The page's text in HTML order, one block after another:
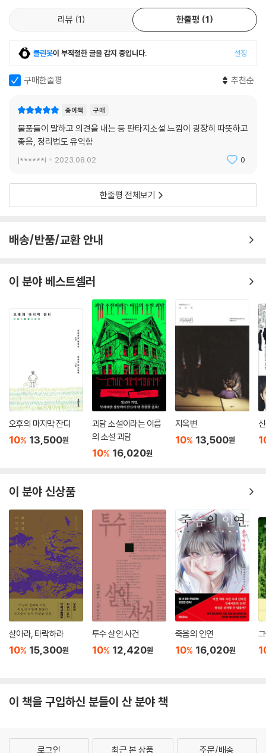
step 1 ‘이상적인 생활’ 떠올리기
step 2 ‘물건별’로 정리하기
step 3 물건을 만지면서 ‘설레는지 아닌지’ 판단하기
step 4 ‘올바른 순서’로 정리하기
나아가 ‘정리란 자신의 마음과 마주하는 일’이라고 설명한다. ‘물건’와 ‘마
음’을 연결 지어 ‘정리’의 가치를 밝히는 그녀의 정리 철학은 고객에게 ‘편
리’뿐만 아니라 ‘힐링’까지 선사한다.
"마주했을 때 집착하는 마음이 드는 물건을 버리면 마음에 집착이 사라지
고, 두려운 마음이 드는 물건을 버리면 마음에 두려움이 사라집니다. 마주
인생을 변화시키는 ‘정리’의 진정한 가치를 깨우치고 실천해나간다. 더는
설레지 않는 물건을 과감히 버림으로써 집착과 두려움이라는 과거를 걷어
버리고 행복과 감사함으로 현재를 채운다. 과거를 잘 떠나보내고, 현재를
행복하게 살며, 미래를 기쁘게 맞이하는 일이 바로 정리라는 걸, 인생이 술
술 풀리는 마법은 바로 ‘정리’에서부터 시작된다는 걸 깨닫는다.
일본 서점 직원들이 쏟아낸 찬사
· ‘정리’는 인생을 바꿀 ‘기회’다! (세이분칸 서점 직원)
· 아직도 정리하지 못한 당신을 위해 실용서보다 더 쉽고, 재미있고, 설득
· 문학, 실용, 베스트셀러 코너 모두에서 인기 폭발! (준쿠도 서점 직원)
· 읽고 나면 상쾌한 공기가 몸과 마음 구석구석 퍼지는 클린업 소설! (기이
리뷰 1 한줄평 1
클린봇이 부적절한 글을 감지 중입니다. 설정
구매한줄평 추천순
종이책 구매
물품들이 말하고 의견을 내는 등 판타지소설 느낌이 굉장히 따뜻하고
좋음, 정리법도 유익함
j******i 2023.08.02. 0
한줄평 전체보기
배송/반품/교환 안내
이 분야 베스트셀러
오후의 마지막 잔디
10% 13,500원
괴담 소설이라는 이름
의 소설 괴담
10% 16,020원
지옥변
10% 13,500원
이 분야 신상품
살아라, 타락하라
10% 15,300원
투수 살인 사건
10% 12,420원
죽음의 인연
10% 16,020원
이 책을 구입하신 분들이 산 분야 책
로그인 최근 본 상품 주문/배송